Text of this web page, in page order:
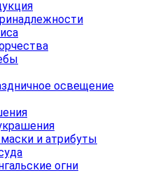
освещение
и атрибуты
огни